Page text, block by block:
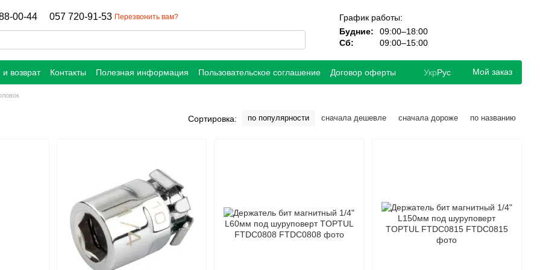
00-44 057 720-91-53 Перезвонить вам?
График работы:
Будние:
09:00–18:00
Сб:
09:00–15:00
возврат Контакты Полезная информация Пользовательское соглашение Договор оферты УкрРус Мой заказ
Сортировка: по популярности сначала дешевле сначала дороже по названию